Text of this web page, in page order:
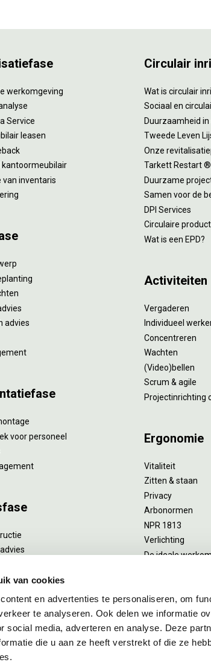
van cookies
en advertenties te personaliseren, om
te analyseren. Ook delen we informatie
social media, adverteren en analyse. Deze
die u aan ze heeft verstrekt of die ze
werkomgeving
Service
leasen
kantoormeubilair
van inventaris
advies
voor personeel
reiniging
Circulair
Wat is circulair
Sociaal en
Duurzaamheid
Tweede Leven
Onze
Tarkett Restart ®
Duurzame
Samen voor de
DPI Services
Circulaire
Wat is een EPD?
Activiteiten
Vergaderen
Individueel
Concentreren
Wachten
(Video)bellen
Scrum & agile
Projectinrichting
Ergonomie
Vitaliteit
Zitten & staan
Privacy
Arbonormen
NPR 1813
Verlichting
De ideale